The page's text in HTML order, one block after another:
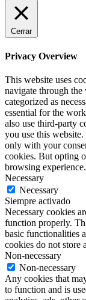
Cerrar
Privacy Overview
This website uses
navigate through the
categorized as
essential for the
also use third-party
you use this
only with your
cookies. But opting
browsing experience.
Necessary
Necessary
Siempre activado
Necessary cookies
function properly.
basic functionalities
cookies do not store
Non-necessary
Non-necessary
Any cookies that
to function and is